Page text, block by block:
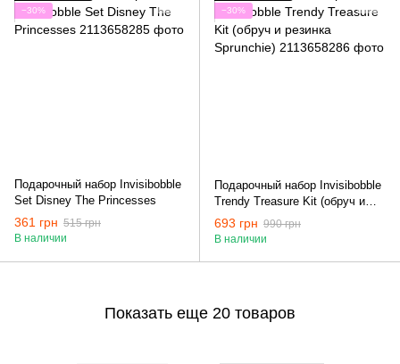
−30%
Подарочный набор Invisibobble
Set Disney The Princesses
361 грн 515 грн
В наличии
−30%
Подарочный набор Invisibobble
Trendy Treasure Kit (обруч и
резинка Sprunchie)
693 грн 990 грн
В наличии
Показать еще 20 товаров